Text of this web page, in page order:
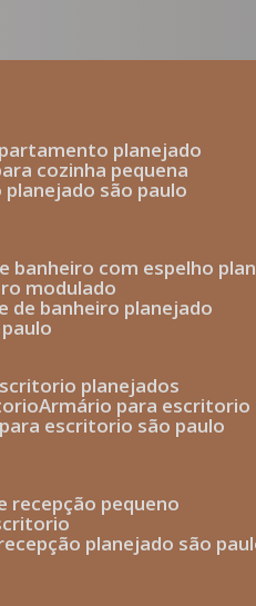
planejado
cozinha pequena
planejado são paulo
banheiro com espelho
modulado
de banheiro planejado
planejados
armário para
escritorio são paulo
recepção pequeno
recepção planejado são